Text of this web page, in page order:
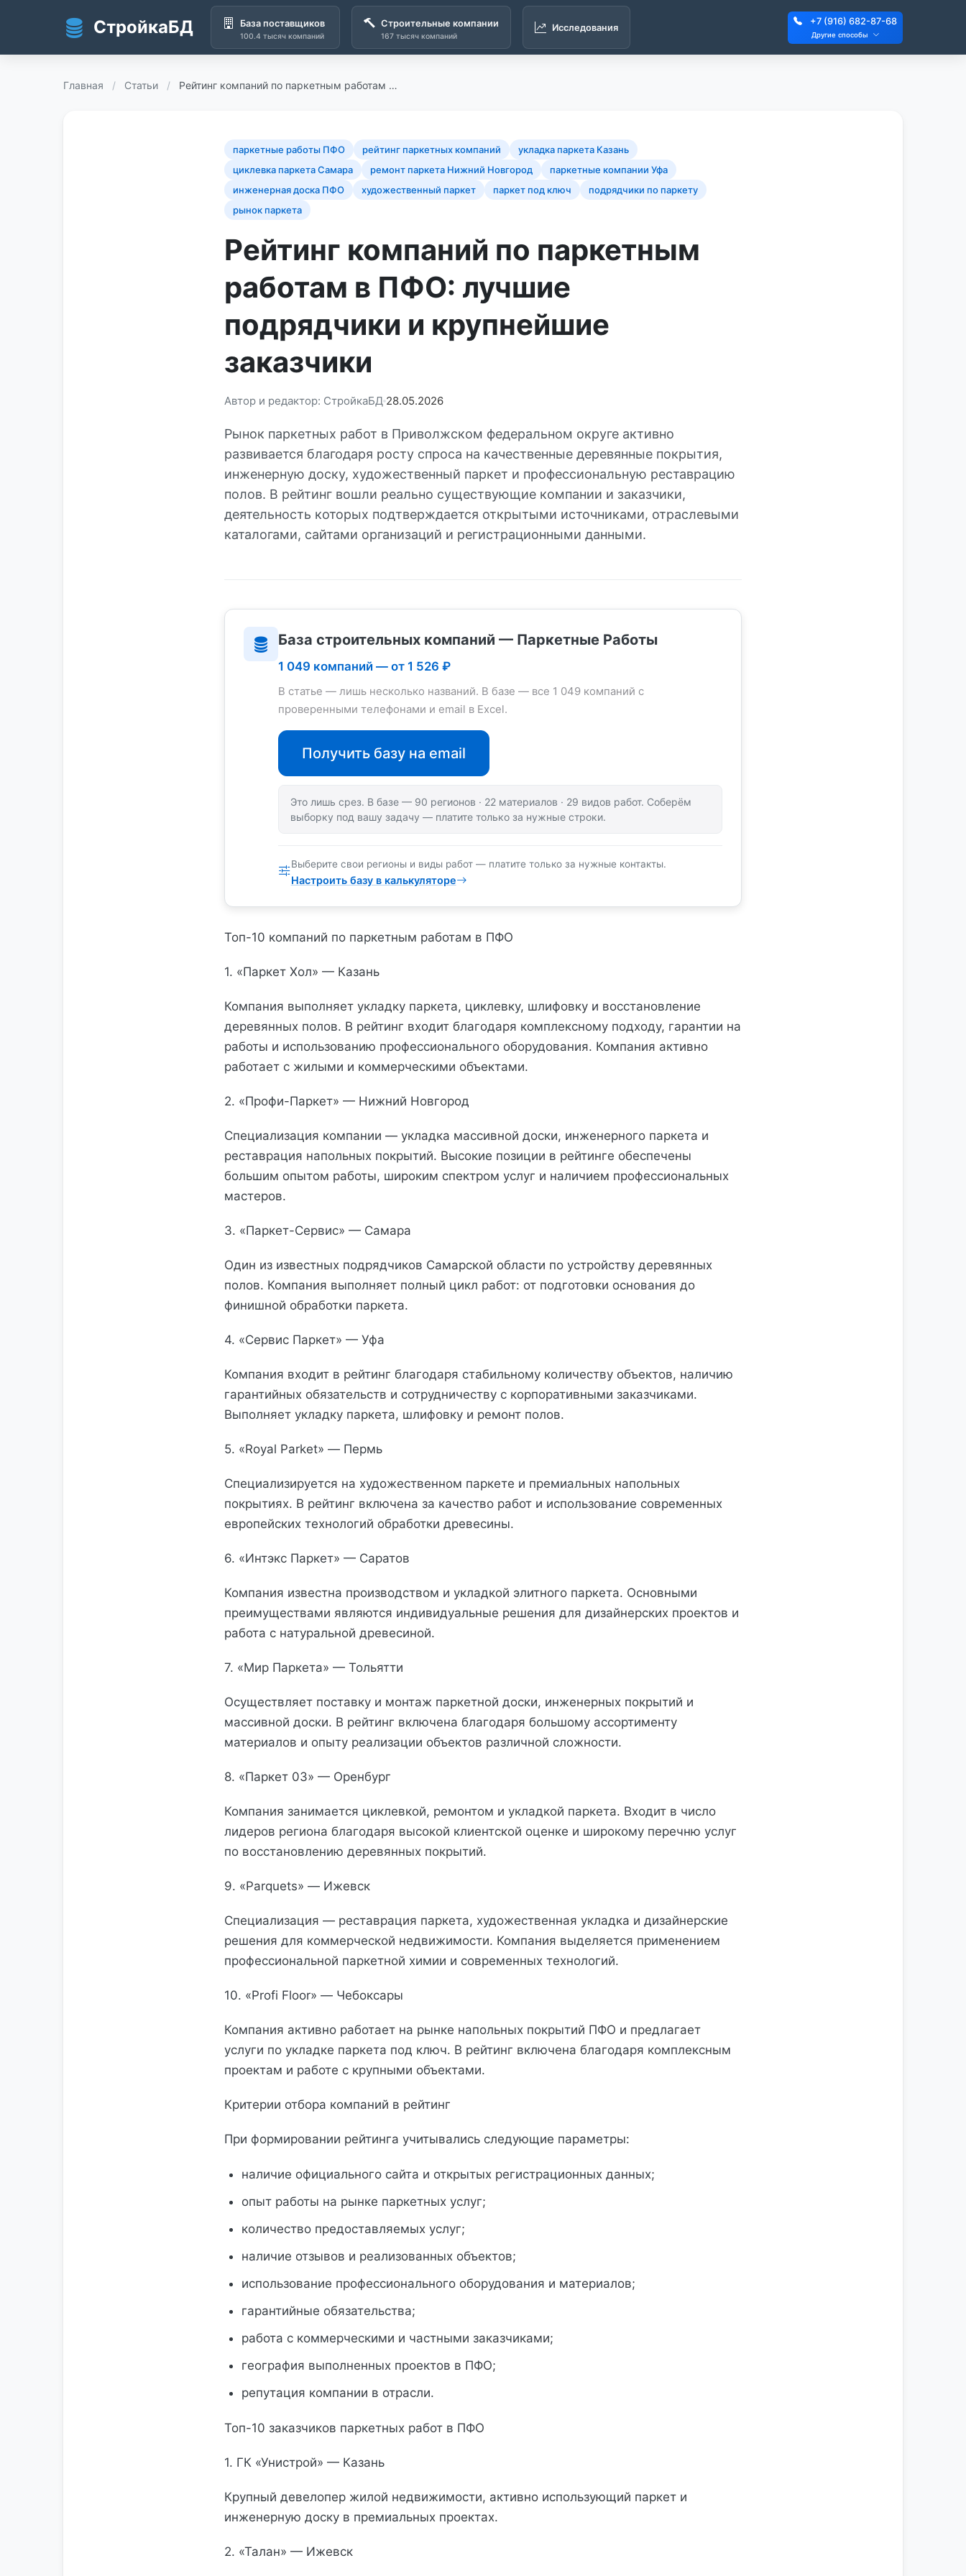
СтройкаБД База поставщиков
100.4 тысяч компаний
Строительные компании
167 тысяч компаний
Исследования
+7 (916) 682-87-68
Другие способы
Главная / Статьи / Рейтинг компаний по паркетным работам …
паркетные работы ПФО рейтинг паркетных компаний
укладка паркета Казань
циклевка паркета Самара
ремонт паркета Нижний Новгород
паркетные компании Уфа
инженерная доска ПФО
художественный паркет паркет под ключ
подрядчики по паркету
рынок паркета
Рейтинг компаний по паркетным
работам в ПФО: лучшие
подрядчики и крупнейшие
заказчики
Автор и редактор: СтройкаБД 28.05.2026
Рынок паркетных работ в Приволжском федеральном округе активно
развивается благодаря росту спроса на качественные деревянные покрытия,
инженерную доску, художественный паркет и профессиональную реставрацию
полов. В рейтинг вошли реально существующие компании и заказчики,
деятельность которых подтверждается открытыми источниками, отраслевыми
каталогами, сайтами организаций и регистрационными данными.
База строительных компаний — Паркетные Работы
1 049 компаний — от 1 526 ₽
В статье — лишь несколько названий. В базе — все 1 049 компаний с
проверенными телефонами и email в Excel.
Получить базу на email
Это лишь срез. В базе — 90 регионов · 22 материалов · 29 видов работ. Соберём
выборку под вашу задачу — платите только за нужные строки.
Выберите свои регионы и виды работ — платите только за нужные контакты.
Настроить базу в калькуляторе
Топ-10 компаний по паркетным работам в ПФО
1. «Паркет Хол» — Казань
Компания выполняет укладку паркета, циклевку, шлифовку и восстановление
деревянных полов. В рейтинг входит благодаря комплексному подходу, гарантии на
работы и использованию профессионального оборудования. Компания активно
работает с жилыми и коммерческими объектами.
2. «Профи-Паркет» — Нижний Новгород
Специализация компании — укладка массивной доски, инженерного паркета и
реставрация напольных покрытий. Высокие позиции в рейтинге обеспечены
большим опытом работы, широким спектром услуг и наличием профессиональных
мастеров.
3. «Паркет-Сервис» — Самара
Один из известных подрядчиков Самарской области по устройству деревянных
полов. Компания выполняет полный цикл работ: от подготовки основания до
финишной обработки паркета.
4. «Сервис Паркет» — Уфа
Компания входит в рейтинг благодаря стабильному количеству объектов, наличию
гарантийных обязательств и сотрудничеству с корпоративными заказчиками.
Выполняет укладку паркета, шлифовку и ремонт полов.
5. «Royal Parket» — Пермь
Специализируется на художественном паркете и премиальных напольных
покрытиях. В рейтинг включена за качество работ и использование современных
европейских технологий обработки древесины.
6. «Интэкс Паркет» — Саратов
Компания известна производством и укладкой элитного паркета. Основными
преимуществами являются индивидуальные решения для дизайнерских проектов и
работа с натуральной древесиной.
7. «Мир Паркета» — Тольятти
Осуществляет поставку и монтаж паркетной доски, инженерных покрытий и
массивной доски. В рейтинг включена благодаря большому ассортименту
материалов и опыту реализации объектов различной сложности.
8. «Паркет 03» — Оренбург
Компания занимается циклевкой, ремонтом и укладкой паркета. Входит в число
лидеров региона благодаря высокой клиентской оценке и широкому перечню услуг
по восстановлению деревянных покрытий.
9. «Parquets» — Ижевск
Специализация — реставрация паркета, художественная укладка и дизайнерские
решения для коммерческой недвижимости. Компания выделяется применением
профессиональной паркетной химии и современных технологий.
10. «Profi Floor» — Чебоксары
Компания активно работает на рынке напольных покрытий ПФО и предлагает
услуги по укладке паркета под ключ. В рейтинг включена благодаря комплексным
проектам и работе с крупными объектами.
Критерии отбора компаний в рейтинг
При формировании рейтинга учитывались следующие параметры:
наличие официального сайта и открытых регистрационных данных;
опыт работы на рынке паркетных услуг;
количество предоставляемых услуг;
наличие отзывов и реализованных объектов;
использование профессионального оборудования и материалов;
гарантийные обязательства;
работа с коммерческими и частными заказчиками;
география выполненных проектов в ПФО;
репутация компании в отрасли.
Топ-10 заказчиков паркетных работ в ПФО
1. ГК «Унистрой» — Казань
Крупный девелопер жилой недвижимости, активно использующий паркет и
инженерную доску в премиальных проектах.
2. «Талан» — Ижевск